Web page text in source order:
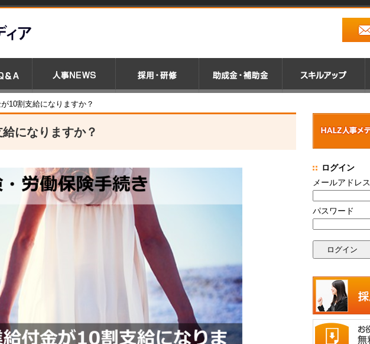
10割支給になりますか？
になりますか？
ログイン
メールアドレス
パスワード